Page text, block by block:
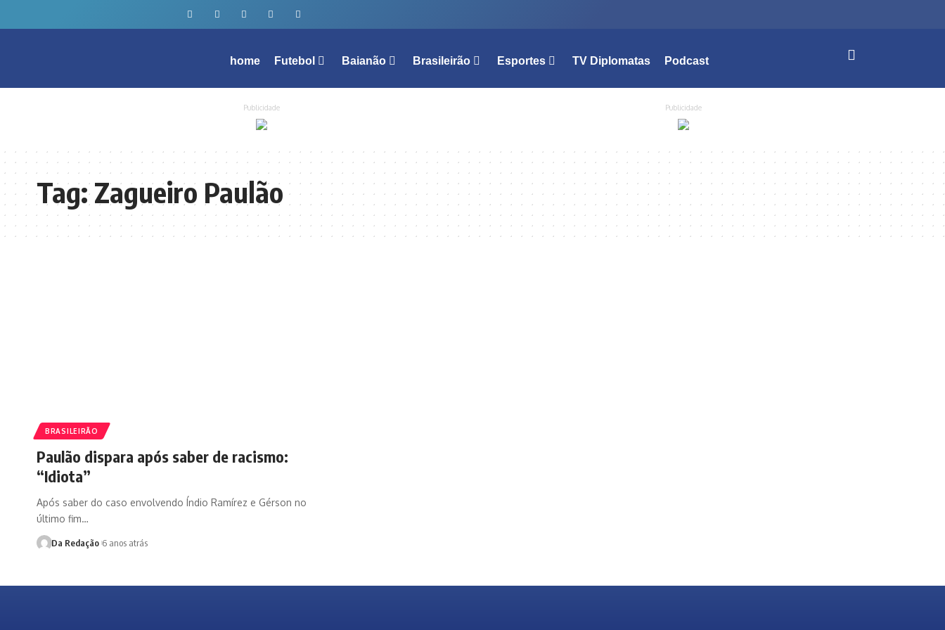
home Futebol Baianão Brasileirão Esportes TV Diplomatas Podcast
Publicidade Publicidade
Tag:Zagueiro Paulão
BRASILEIRÃO
Paulão dispara após saber de racismo:
“Idiota”
Após saber do caso envolvendo Índio Ramírez e Gérson no
último fim…
Da Redação 6 anos atrás